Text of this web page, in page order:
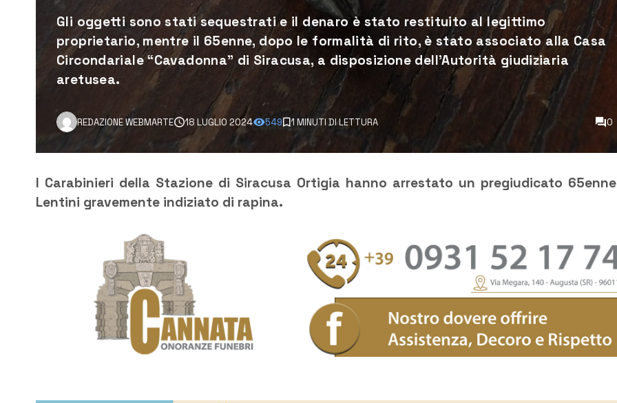
Gli oggetti sono stati sequestrati e il denaro è stato restituito al legittimo
proprietario, mentre il 65enne, dopo le formalità di rito, è stato associato alla Casa
Circondariale “Cavadonna” di Siracusa, a disposizione dell’Autorità giudiziaria
aretusea.
REDAZIONE WEBMARTE 18 LUGLIO 2024 549 1 MINUTI DI LETTURA 0
I Carabinieri della Stazione di Siracusa Ortigia hanno arrestato un pregiudicato
Lentini gravemente indiziato di rapina.